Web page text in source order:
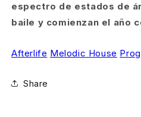
espectro de estados de
baile y comienzan el año
Afterlife Melodic House
Share